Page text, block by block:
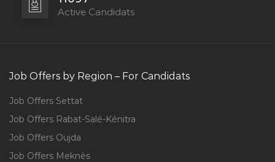
Active Candidats
Job Offers by Region – For Candidats
Job Offers Settat
Job Offers Rabat-Salé-Kénitra
Job Offers Oujda
Job Offers Meknès